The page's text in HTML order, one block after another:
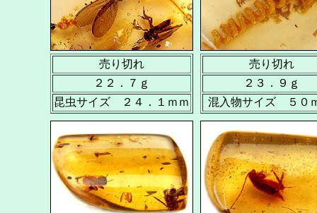
売り切れ
２２．７ｇ
昆虫サイズ ２４．１ｍｍ
売り切れ
２３．９ｇ
混入物サイズ ５０